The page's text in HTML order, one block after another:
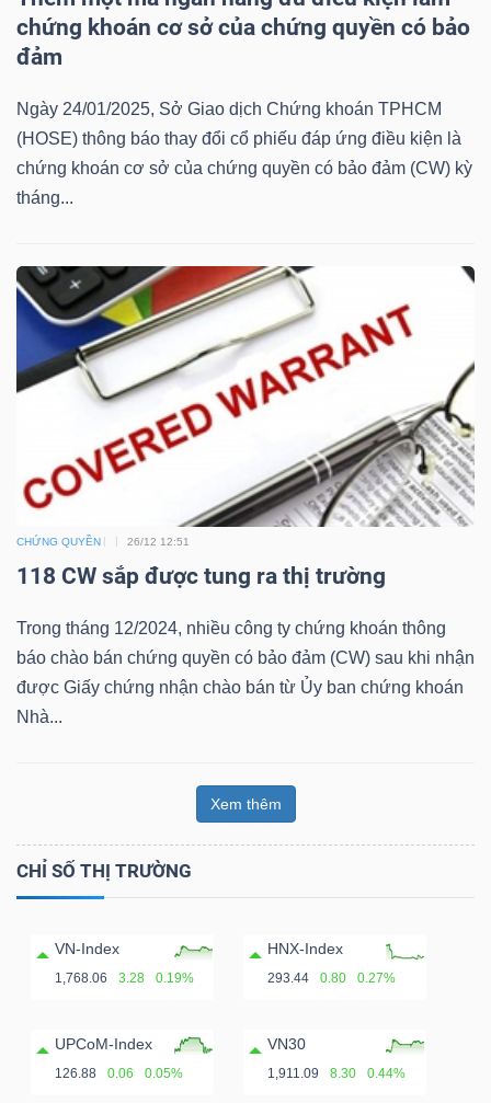
chứng khoán cơ sở của chứng quyền có bảo
đảm
Ngày 24/01/2025, Sở Giao dịch Chứng khoán TPHCM
(HOSE) thông báo thay đổi cổ phiếu đáp ứng điều kiện là
chứng khoán cơ sở của chứng quyền có bảo đảm (CW) kỳ
tháng...
CHỨNG QUYỀN 26/12 12:51
118 CW sắp được tung ra thị trường
Trong tháng 12/2024, nhiều công ty chứng khoán thông
báo chào bán chứng quyền có bảo đảm (CW) sau khi nhận
được Giấy chứng nhận chào bán từ Ủy ban chứng khoán
Nhà...
Xem thêm
CHỈ SỐ THỊ TRƯỜNG
VN-Index
1,768.06 3.28 0.19%
HNX-Index
293.44 0.80 0.27%
UPCoM-Index
126.88 0.06 0.05%
VN30
1,911.09 8.30 0.44%
Tin
tức
Bài
viết
giả
(-)
Báo
tích
(-)
Thuật
Dịch
Đào
tạo
Sách